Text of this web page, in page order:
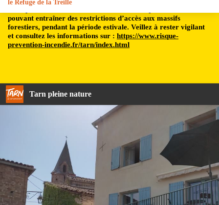
pouvant entraîner des restrictions d’accès aux massifs
forestiers, pendant la période estivale. Veillez à rester vigilant
et consultez les informations sur : https://www.risque-
prevention-incendie.fr/tarn/index.html
Tarn pleine nature
le Refuge de la Treille